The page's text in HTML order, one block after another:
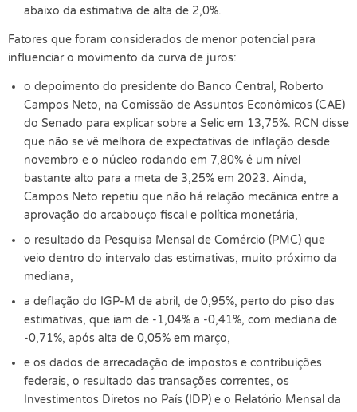
abaixo da estimativa de alta de 2,0%.
Fatores que foram considerados de menor potencial para
influenciar o movimento da curva de juros:
o depoimento do presidente do Banco Central, Roberto
Campos Neto, na Comissão de Assuntos Econômicos (CAE)
do Senado para explicar sobre a Selic em 13,75%. RCN disse
que não se vê melhora de expectativas de inflação desde
novembro e o núcleo rodando em 7,80% é um nível
bastante alto para a meta de 3,25% em 2023. Ainda,
Campos Neto repetiu que não há relação mecânica entre a
aprovação do arcabouço fiscal e política monetária,
o resultado da Pesquisa Mensal de Comércio (PMC) que
veio dentro do intervalo das estimativas, muito próximo da
mediana,
a deflação do IGP-M de abril, de 0,95%, perto do piso das
estimativas, que iam de -1,04% a -0,41%, com mediana de
-0,71%, após alta de 0,05% em março,
e os dados de arrecadação de impostos e contribuições
federais, o resultado das transações correntes, os
Investimentos Diretos no País (IDP) e o Relatório Mensal da